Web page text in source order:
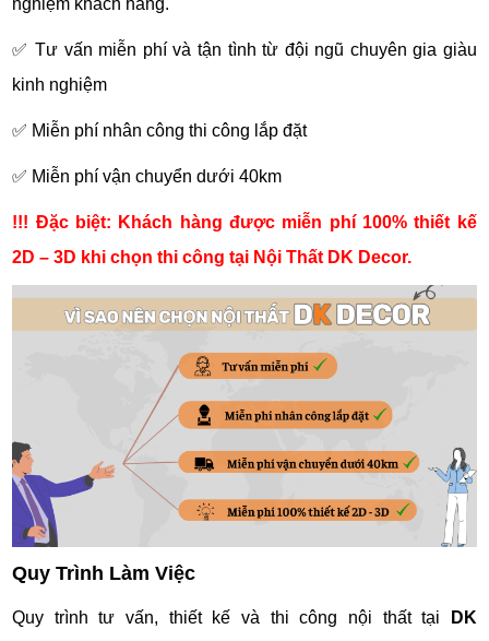
nghiệm khách hàng.
✅ Tư vấn miễn phí và tận tình từ đội ngũ chuyên gia giàu
kinh nghiệm
✅ Miễn phí nhân công thi công lắp đặt
✅ Miễn phí vận chuyển dưới 40km
!!! Đặc biệt: Khách hàng được miễn phí 100% thiết kế
2D – 3D khi chọn thi công tại Nội Thất DK Decor.
Quy Trình Làm Việc
Quy trình tư vấn, thiết kế và thi công nội thất tại
DK